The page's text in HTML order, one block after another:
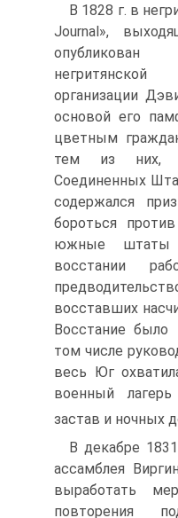
В 1828 г. в
Journal»,
опубликован
негритянской
организации
основой его
цветным
тем из них,
Соединенных
содержался
бороться
южные штаты
восстании
восставших
Восстание было
том числе
весь Юг
военный
застав и ночных
В декабре
ассамблея
выработать
повторения